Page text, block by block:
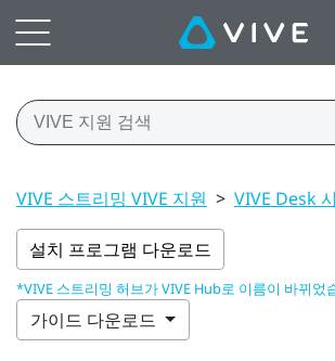
VIVE 스트리밍 VIVE 지원 > VIVE Desk
설치 프로그램 다운로드
*VIVE 스트리밍 허브가 VIVE Hub로 이름이 바뀌었
가이드 다운로드